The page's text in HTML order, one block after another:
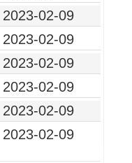
2023-02-09
2023-02-09
2023-02-09
2023-02-09
2023-02-09
2023-02-09